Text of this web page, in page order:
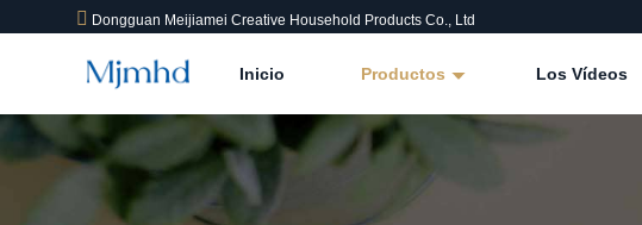
Dongguan Meijiamei Creative Household Products Co., Ltd
Inicio Productos Los Vídeos